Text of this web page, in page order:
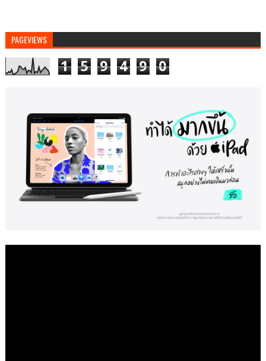
PAGEVIEWS
1 5 9 4 9 0